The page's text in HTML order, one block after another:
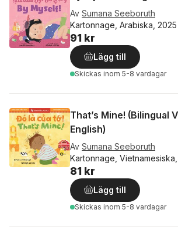
Av Sumana Seeboruth
Kartonnage, Arabiska, 2025
91 kr
Lägg till
Skickas inom 5-8 vardagar
That’s Mine! (Bilingual
English)
Av Sumana Seeboruth
Kartonnage,
81 kr
Lägg till
Skickas inom 5-8 vardagar